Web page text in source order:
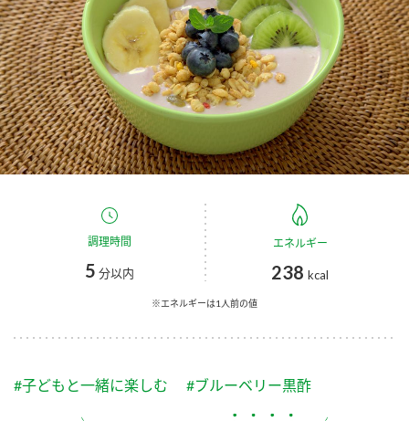
お酢ドリンク ぽん酢
みりん風・料理酒 鍋用調味料
スープ 中華
キャンペーン情報
ブランド・スペシャルサイト
ブランド・スペシャルサイト トップ
商品ブランドサイト
Fibee（ファイビー）
カンタン酢
お酢ドリンク
かおりの蔵
つゆ
企業情報
ミツカングループについて
企業理念
ミツカンを知る
水の文化センター（アーカイブ）
調理時間
5 分以内
エネルギー
238 kcal
※エネルギーは1人前の値
#子どもと一緒に楽しむ #ブルーベリー黒酢